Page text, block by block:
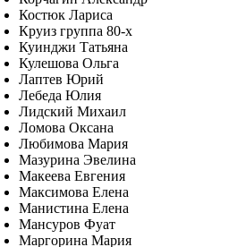
Костюк Лариса
Круиз группа 80-х
Куинджи Татьяна
Кулешова Ольга
Лаптев Юрий
Лебеда Юлия
Лидский Михаил
Ломова Оксана
Любимова Мария
Мазурина Эвелина
Макеева Евгения
Максимова Елена
Манистина Елена
Мансуров Фуат
Маргорина Мария